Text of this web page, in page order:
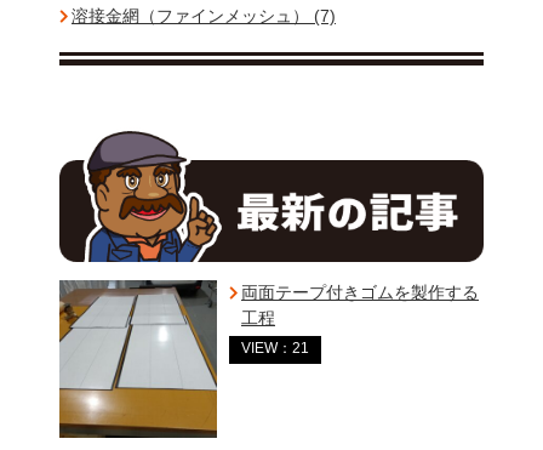
溶接金網（ファインメッシュ） (7)
両面テープ付きゴムを製作する
工程
VIEW：21